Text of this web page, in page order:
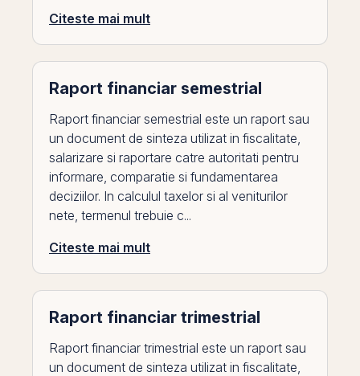
Citeste mai mult
Raport financiar semestrial
Raport financiar semestrial este un raport sau
un document de sinteza utilizat in fiscalitate,
salarizare si raportare catre autoritati pentru
informare, comparatie si fundamentarea
deciziilor. In calculul taxelor si al veniturilor
nete, termenul trebuie c...
Citeste mai mult
Raport financiar trimestrial
Raport financiar trimestrial este un raport sau
un document de sinteza utilizat in fiscalitate,